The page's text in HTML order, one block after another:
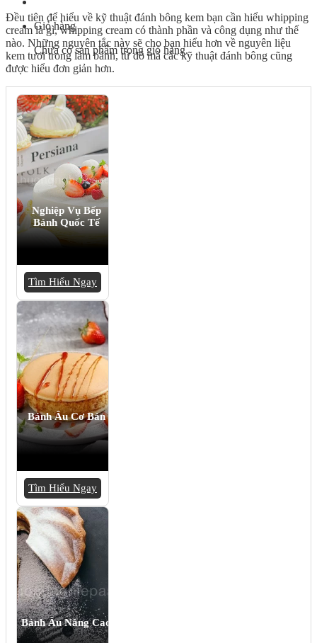
Giỏ hàng
Chưa có sản phẩm trong giỏ hàng.
Đều tiên để hiểu về kỹ thuật đánh bông kem bạn cần hiểu whipping
cream là gì, whipping cream có thành phần và công dụng như thế
nào. Những nguyên tắc này sẽ cho bạn hiểu hơn về nguyên liệu
kem tươi trong làm bánh, từ đó mà các kỹ thuật đánh bông cũng
được hiểu đơn giản hơn.
Nghiệp Vụ Bếp
Bánh Quốc Tế
Tìm Hiểu Ngay
Bánh Âu Cơ Bản
Tìm Hiểu Ngay
Bánh Âu Nâng Cao